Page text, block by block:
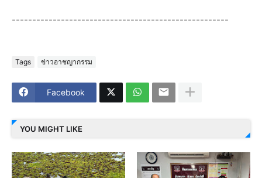
-----------------------------------------------------
Tags ข่าวอาชญากรรม
Facebook
YOU MIGHT LIKE